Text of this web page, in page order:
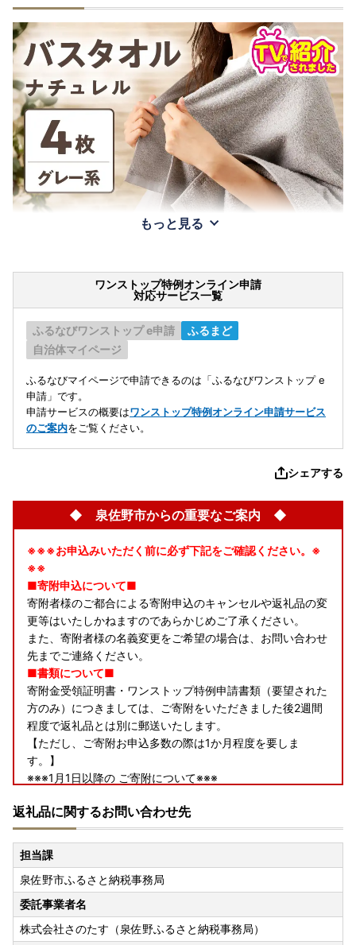
もっと見る
ワンストップ特例オンライン申請
対応サービス一覧
ふるなびワンストップ e申請
ふるまど
自治体マイページ
ふるなびマイページで申請できるのは「ふるなびワンストップ e
申請」です。
申請サービスの概要はワンストップ特例オンライン申請サービス
のご案内をご覧ください。
シェアする
◆ 泉佐野市からの重要なご案内 ◆
※※※お申込みいただく前に必ず下記をご確認ください。※
※※
■寄附申込について■
寄附者様のご都合による寄附申込のキャンセルや返礼品の変
更等はいたしかねますのであらかじめご了承ください。
また、寄附者様の名義変更をご希望の場合は、お問い合わせ
先までご連絡ください。
■書類について■
寄附金受領証明書・ワンストップ特例申請書類（要望された
方のみ）につきましては、ご寄附をいただきました後2週間
程度で返礼品とは別に郵送いたします。
【ただし、ご寄附お申込多数の際は1か月程度を要しま
す。】
※※※1月1日以降の ご寄附について※※※
しては
2月から発送いたします。
■返礼品について■
▼申込前
発送予定につきましては、お選びいただく返礼品により異な
ります。各返礼品詳細ページの「配送」欄に記載しておりま
すので、ご確認の上お申し込みください。なお、11～12月は
お申し込みが集中するため、返礼品のお届けまでにお時間を
返礼品に関するお問い合わせ先
担当課
泉佐野市ふるさと納税事務局
委託事業者名
株式会社さのたす（泉佐野ふるさと納税事務局）